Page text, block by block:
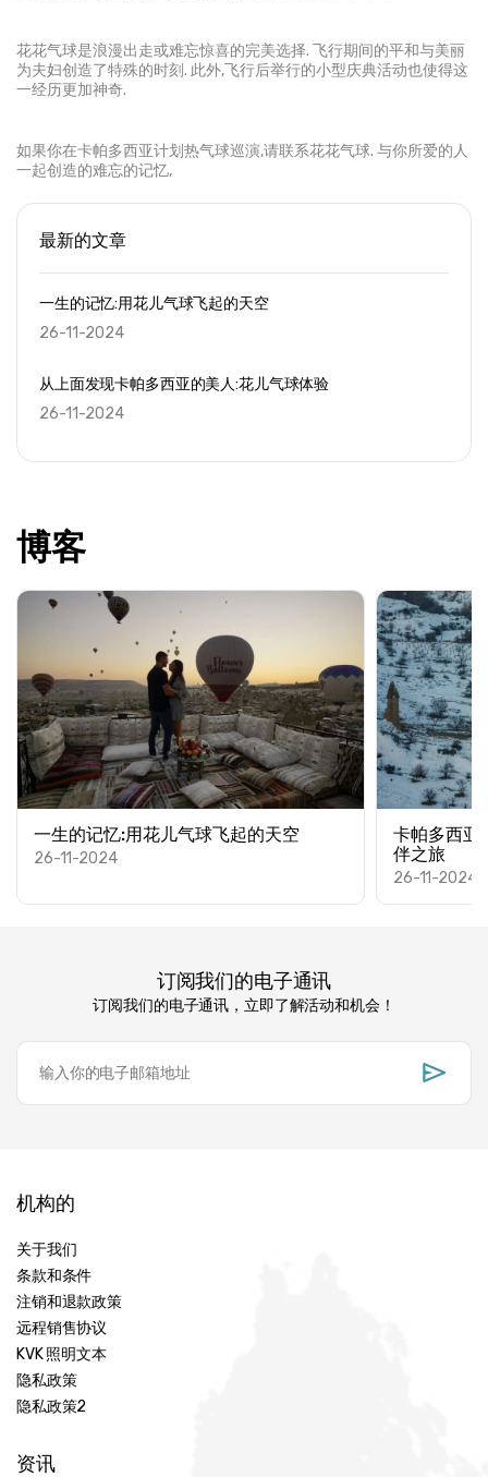
花花气球是浪漫出走或难忘惊喜的完美选择. 飞行期间的平和与美丽
为夫妇创造了特殊的时刻. 此外,飞行后举行的小型庆典活动也使得这
一经历更加神奇.
如果你在卡帕多西亚计划热气球巡演,请联系花花气球. 与你所爱的人
一起创造的难忘的记忆,
最新的文章
一生的记忆:用花儿气球飞起的天空
26-11-2024
从上面发现卡帕多西亚的美人:花儿气球体验
26-11-2024
博客
一生的记忆:用花儿气球飞起的天空
26-11-2024
卡帕多西亚
伴之旅
26-11-2024
订阅我们的电子通讯
订阅我们的电子通讯，立即了解活动和机会！
机构的
关于我们
条款和条件
注销和退款政策
远程销售协议
KVK 照明文本
隐私政策
隐私政策2
资讯